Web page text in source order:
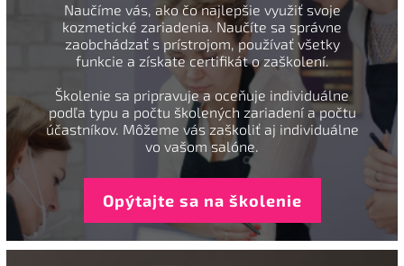
Naučíme vás, ako čo najlepšie využiť svoje
kozmetické zariadenia. Naučíte sa správne
zaobchádzať s prístrojom, používať všetky
funkcie a získate certifikát o zaškolení.
Školenie sa pripravuje a oceňuje individuálne
podľa typu a počtu školených zariadení a počtu
účastníkov. Môžeme vás zaškoliť aj individuálne
vo vašom salóne.
Opýtajte sa na školenie